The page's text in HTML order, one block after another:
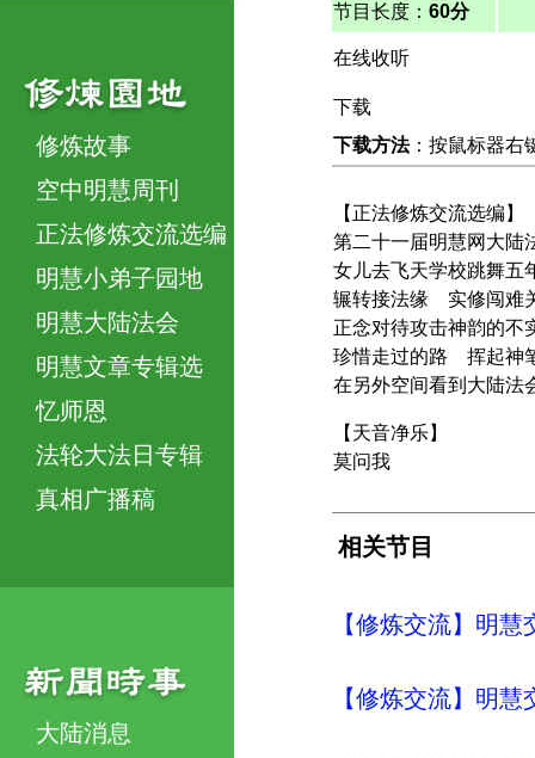
修炼故事
空中明慧周刊
正法修炼交流选编
明慧小弟子园地
明慧大陆法会
明慧文章专辑选
忆师恩
法轮大法日专辑
真相广播稿
大陆消息
节目长度： 60分
在线收听
下载
下载方法：按鼠标器右
【正法修炼交流选编】
第二十一届明慧网大陆
女儿去飞天学校跳舞五
辗转接法缘 实修闯难
正念对待攻击神韵的不
珍惜走过的路 挥起神
在另外空间看到大陆法
【天音净乐】
莫问我
相关节目
【修炼交流】明
【修炼交流】明